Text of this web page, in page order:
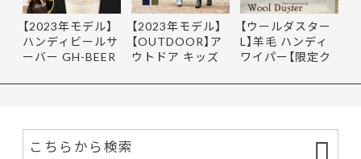
【2023年モデル】
ハンディビールサ
ーバー GH-BEER
【2023年モデル】
【OUTDOOR】ア
ウトドア キッズ
【ウールダスター
L】羊毛 ハンディ
ワイパー【限定ク